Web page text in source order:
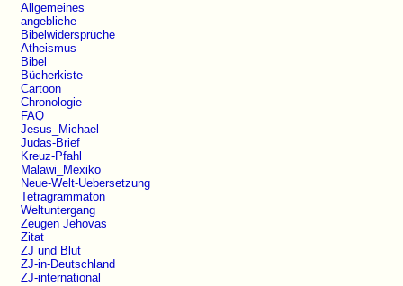
Allgemeines
angebliche
Bibelwidersprüche
Atheismus
Bibel
Bücherkiste
Cartoon
Chronologie
FAQ
Jesus_Michael
Judas-Brief
Kreuz-Pfahl
Malawi_Mexiko
Neue-Welt-Uebersetzung
Tetragrammaton
Weltuntergang
Zeugen Jehovas
Zitat
ZJ und Blut
ZJ-in-Deutschland
ZJ-international